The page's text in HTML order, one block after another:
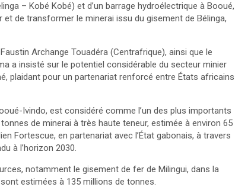
– Kobé Kobé) et d’un barrage hydroélectrique à Booué,
de transformer le minerai issu du gisement de Bélinga,
Archange Touadéra (Centrafrique), ainsi que le
a insisté sur le potentiel considérable du secteur minier
plaidant pour un partenariat renforcé entre États africains
Ivindo, est considéré comme l’un des plus importants
de minerai à très haute teneur, estimée à environ 65
Fortescue, en partenariat avec l’État gabonais, à travers
à l’horizon 2030.
notamment le gisement de fer de Milingui, dans la
estimées à 135 millions de tonnes.